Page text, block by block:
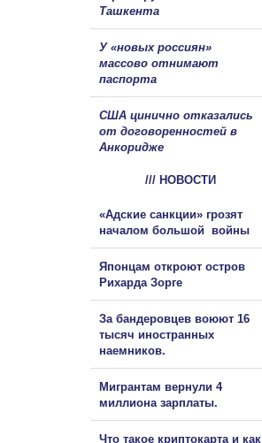
Ташкента
У «новых россиян»
массово отнимают
паспорта
США цинично отказались
от договоренностей в
Анкоридже
/// НОВОСТИ
«Адские санкции» грозят
началом большой войны
Японцам откроют остров
Рихарда Зорге
За бандеровцев воюют 16
тысяч иностранных
наемников.
Мигрантам вернули 4
миллиона зарплаты.
Что такое криптокарта и как